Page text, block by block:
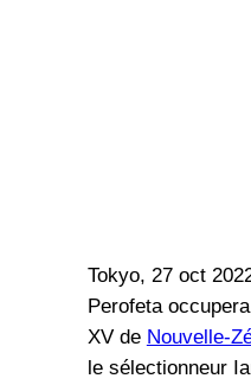
Tokyo, 27 oct
Perofeta
XV de Nouvelle-
le sélectionneur